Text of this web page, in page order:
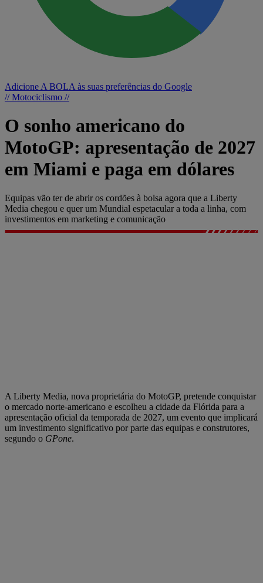
Adicione A BOLA às suas preferências do Google
// Motociclismo //
O sonho americano do
MotoGP: apresentação de 2027
em Miami e paga em dólares
Equipas vão ter de abrir os cordões à bolsa agora que a Liberty
Media chegou e quer um Mundial espetacular a toda a linha, com
investimentos em marketing e comunicação
A Liberty Media, nova proprietária do MotoGP, pretende conquistar
o mercado norte-americano e escolheu a cidade da Flórida para a
apresentação oficial da temporada de 2027, um evento que implicará
um investimento significativo por parte das equipas e construtores,
segundo o GPone.